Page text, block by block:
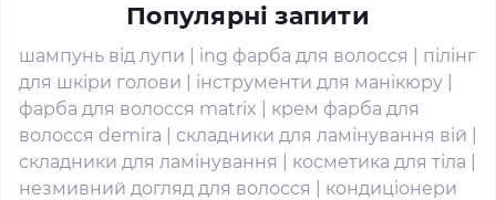
Популярні запити
шампунь від лупи ing фарба для волосся
пілінг
для шкіри голови
інструменти для манікюру
фарба для волосся matrix
крем фарба для
волосся demira
складники для ламінування вій
складники для ламінування
косметика для тіла
незмивний догляд для волосся
кондиціонери